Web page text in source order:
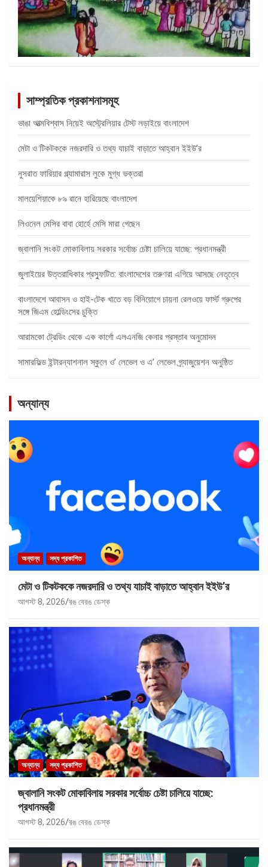
সাম্প্রতিক প্রকাশনাসমূহ
ভাঙা আত্মবিশ্বাস নিয়েই অস্ট্রেলিয়ার টেস্ট লড়াইয়ে বাংলাদেশ
মেটা ও টিকটককে নজরদারি ও তথ্য যাচাই বাড়াতে আহ্বান ইইউ’র
নুসরাত ফারিয়ার গ্ল্যামারাস লুকে মুগ্ধ ভক্তরা
মালয়েশিয়াকে ৮৯ রানে হারিয়েছে বাংলাদেশ
লিওনেল মেসির বাবা হোর্হে মেসি মারা গেছেন
জ্বালানি সংকট মোকাবিলায় সরকার সর্বোচ্চ চেষ্টা চালিয়ে যাচ্ছে: প্রধানমন্ত্রী
জুলাইয়ের উত্তরাধিকার প্রস্ফুটিত: বাংলাদেশের তরুণরা এগিয়ে আসছে নেতৃত্বে
বাংলাদেশে আবাসন ও হাই-টেক খাতে বড় বিনিয়োগে চায়না রেলওয়ে ফার্স্ট গ্রুপের
সঙ্গে জিএম হোল্ডিংসের চুক্তি
আরামকো ট্রেডিং থেকে এক কার্গো এলএনজি কেনার প্রস্তাব অনুমোদন
সামারফিল্ড ইন্টারন্যাশনাল স্কুলে ও’ লেভেল ও এ’ লেভেল গ্র্যাজুয়েশন অনুষ্ঠিত
অন্যান্য
অন্যান্য সদ্য প্রকাশিত
মেটা ও টিকটককে নজরদারি ও তথ্য যাচাই বাড়াতে আহ্বান ইইউ’র
আগস্ট 8, 2026 রঙ বেরঙ ডেস্ক
অন্যান্য সদ্য প্রকাশিত
জ্বালানি সংকট মোকাবিলায় সরকার সর্বোচ্চ চেষ্টা চালিয়ে যাচ্ছে:
প্রধানমন্ত্রী
আগস্ট 8, 2026 রঙ বেরঙ ডেস্ক